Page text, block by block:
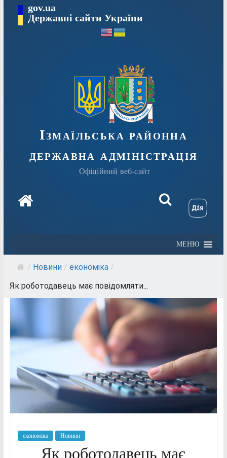
вмісту
gov.ua
Державні сайти України
Ізмаїльська районна
державна адміністрація
Офіційний веб-сайт
МЕНЮ
/ Новини / економіка /
Як роботодавець має повідомляти...
економіка Новини
Як роботодавець має